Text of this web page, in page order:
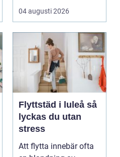
vill ha ett rent hem
04 augusti 2026
Flyttstäd i luleå så
lyckas du utan
stress
Att flytta innebär ofta